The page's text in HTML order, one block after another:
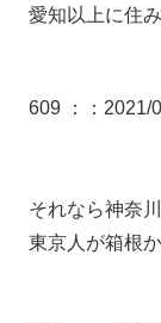
愛知以上に住
609 ： ：
それなら神奈
東京人が箱根